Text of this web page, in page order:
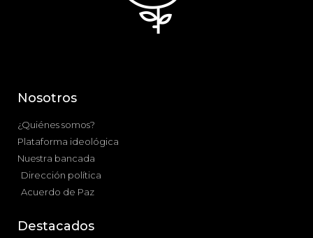
Nosotros
¿Quiénes somos?
Plataforma ideológica
Nuestra bancada
Dirección política
Acuerdo de Paz
Destacados